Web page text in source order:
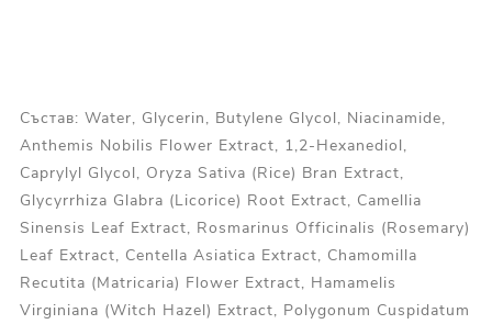
Състав: Water, Glycerin, Butylene Glycol, Niacinamide,
Anthemis Nobilis Flower Extract, 1,2-Hexanediol,
Caprylyl Glycol, Oryza Sativa (Rice) Bran Extract,
Glycyrrhiza Glabra (Licorice) Root Extract, Camellia
Sinensis Leaf Extract, Rosmarinus Officinalis (Rosemary)
Leaf Extract, Centella Asiatica Extract, Chamomilla
Recutita (Matricaria) Flower Extract, Hamamelis
Virginiana (Witch Hazel) Extract, Polygonum Cuspidatum